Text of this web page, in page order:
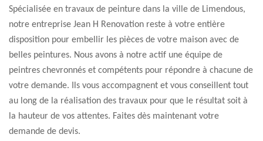
Spécialisée en travaux de peinture dans la ville de Limendous,
notre entreprise Jean H Renovation reste à votre entière
disposition pour embellir les pièces de votre maison avec de
belles peintures. Nous avons à notre actif une équipe de
peintres chevronnés et compétents pour répondre à chacune de
votre demande. Ils vous accompagnent et vous conseillent tout
au long de la réalisation des travaux pour que le résultat soit à
la hauteur de vos attentes. Faites dès maintenant votre
demande de devis.